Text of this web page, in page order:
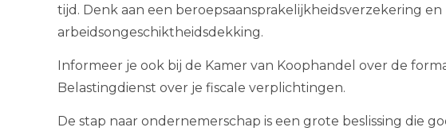
tijd. Denk aan een beroepsaansprakelijkheidsverzekering en
arbeidsongeschiktheidsdekking.
Informeer je ook bij de Kamer van Koophandel over de
Belastingdienst over je fiscale verplichtingen.
De stap naar ondernemerschap is een grote beslissing die